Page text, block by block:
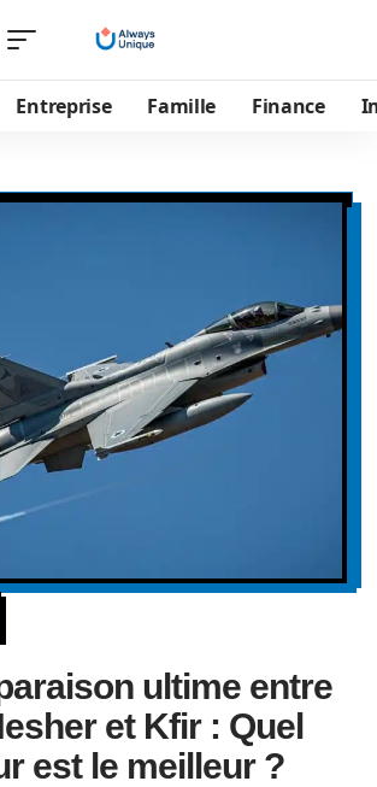
Entreprise Famille Finance
ultime entre
et Kfir : Quel
est le meilleur ?